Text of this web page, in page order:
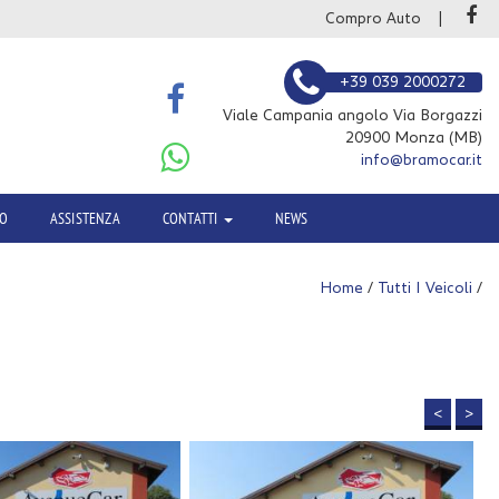
Compro Auto
+39 039 2000272
Viale Campania angolo Via Borgazzi
20900 Monza (MB)
info@bramocar.it
ASSISTENZA CONTATTI NEWS
Home / Tutti I Veicoli /
< >